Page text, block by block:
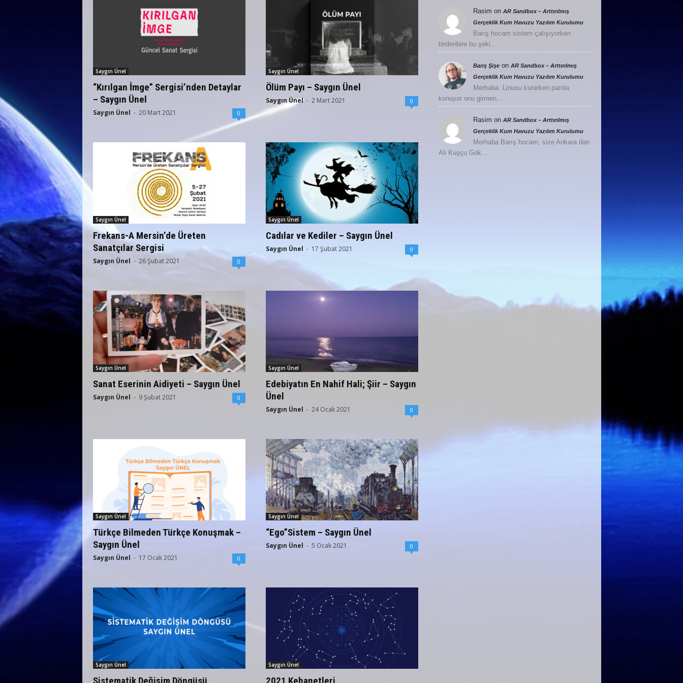
Saygın Ünel
“Kırılgan İmge” Sergisi’nden Detaylar
– Saygın Ünel
Saygın Ünel - 20 Mart 2021 0
Saygın Ünel
Ölüm Payı – Saygın Ünel
Saygın Ünel - 2 Mart 2021 0
Saygın Ünel
Frekans-A Mersin’de Üreten
Sanatçılar Sergisi
Saygın Ünel - 26 Şubat 2021 0
Saygın Ünel
Cadılar ve Kediler – Saygın Ünel
Saygın Ünel - 17 Şubat 2021 0
Saygın Ünel
Sanat Eserinin Aidiyeti – Saygın Ünel
Saygın Ünel - 9 Şubat 2021 0
Saygın Ünel
Edebiyatın En Nahif Hali; Şiir – Saygın
Ünel
Saygın Ünel - 24 Ocak 2021 0
Saygın Ünel
Türkçe Bilmeden Türkçe Konuşmak –
Saygın Ünel
Saygın Ünel - 17 Ocak 2021 0
Saygın Ünel
“Ego”Sistem – Saygın Ünel
Saygın Ünel - 5 Ocak 2021 0
Saygın Ünel Saygın Ünel
Rasim on AR Sandbox – Arttırılmış
Gerçeklik Kum Havuzu Yazılım Kurulumu
Barış hocam sistem çalışıyorken
birdenbire bu şeki…
Barış Şişe on AR Sandbox – Arttırılmış
Gerçeklik Kum Havuzu Yazılım Kurulumu
Merhaba. Linuxu kurarken parola
konuyor onu girmen…
Rasim on AR Sandbox – Arttırılmış
Gerçeklik Kum Havuzu Yazılım Kurulumu
Merhaba Barış hocam, size Ankara dan
Ali Kuşçu Gök…